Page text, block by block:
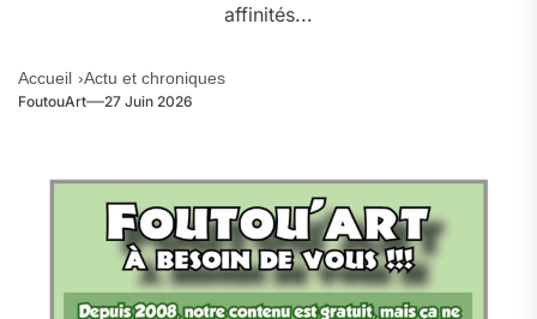
affinités...
Accueil Actu et chroniques
FoutouArt 27 Juin 2026